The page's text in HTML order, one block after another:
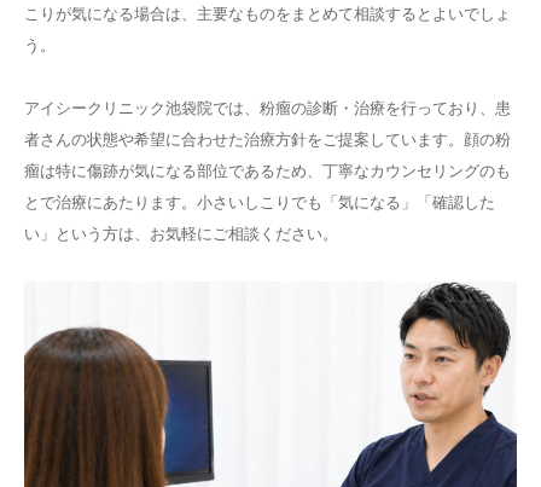
こりが気になる場合は、主要なものをまとめて相談するとよいでしょ
う。
アイシークリニック池袋院では、粉瘤の診断・治療を行っており、患
者さんの状態や希望に合わせた治療方針をご提案しています。顔の粉
瘤は特に傷跡が気になる部位であるため、丁寧なカウンセリングのも
とで治療にあたります。小さいしこりでも「気になる」「確認した
い」という方は、お気軽にご相談ください。